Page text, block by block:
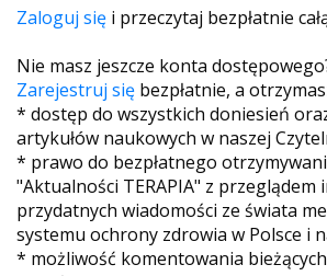
Zaloguj się i przeczytaj bezpłatnie
Nie masz jeszcze konta
Zarejestruj się bezpłatnie, a
* dostęp do wszystkich doniesień
artykułów naukowych w naszej
* prawo do bezpłatnego
"Aktualności TERAPIA" z przeglądem
przydatnych wiadomości ze świata
systemu ochrony zdrowia w Polsce i
* możliwość komentowania